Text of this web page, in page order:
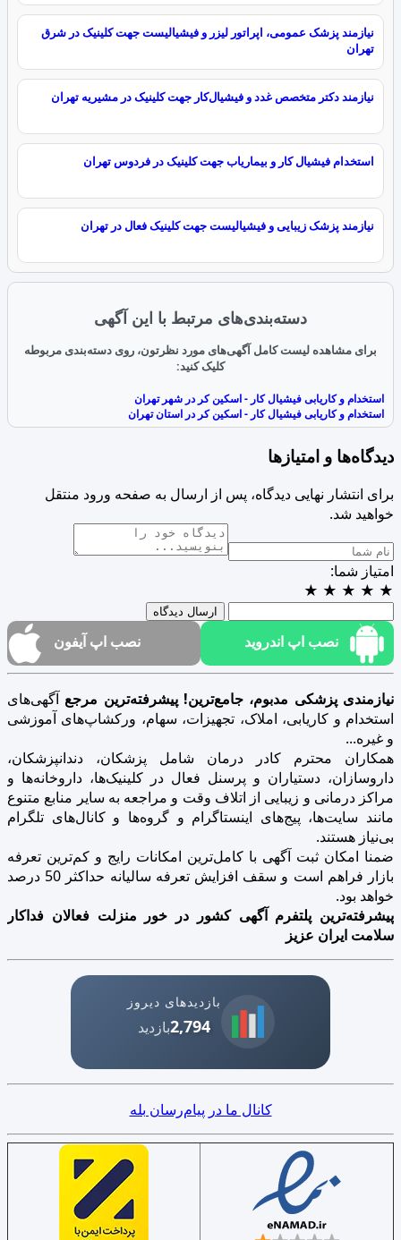
نیازمند پزشک عمومی، اپراتور لیزر و فیشیالیست جهت کلینیک در شرق
تهران
نیازمند دکتر متخصص غدد و فیشیال‌کار جهت کلینیک در مشیریه تهران
استخدام فیشیال کار و بیماریاب جهت کلینیک در فردوس تهران
نیازمند پزشک زیبایی و فیشیالیست جهت کلینیک فعال در تهران
دسته‌بندی‌های مرتبط با این آگهی
برای مشاهده لیست کامل آگهی‌های مورد نظرتون، روی دسته‌بندی مربوطه
کلیک کنید:
استخدام و کاریابی فیشیال کار - اسکین کر در شهر تهران
استخدام و کاریابی فیشیال کار - اسکین کر در استان تهران
دیدگاه‌ها و امتیازها
برای انتشار نهایی دیدگاه، پس از ارسال به صفحه ورود منتقل
خواهید شد.
امتیاز شما:
★
★
★
★
★
ارسال دیدگاه
نصب اپ اندروید نصب اپ آیفون
نیازمندی پزشکی مدبوم، جامع‌ترین! پیشرفته‌ترین مرجع آگهی‌های
استخدام و کاریابی، املاک، تجهیزات، سهام، ورکشاپ‌های آموزشی
و غیره...
همکاران محترم کادر درمان شامل پزشکان، دندانپزشکان،
داروسازان، دستیاران و پرسنل فعال در کلینیک‌ها، داروخانه‌ها و
مراکز درمانی و زیبایی از اتلاف وقت و مراجعه به سایر منابع متنوع
مانند سایت‌ها، پیج‌های اینستاگرام و گروه‌ها و کانال‌های تلگرام
بی‌نیاز هستند.
ضمنا امکان ثبت آگهی با کامل‌ترین امکانات رایج و کم‌ترین تعرفه
بازار فراهم است و سقف افزایش تعرفه سالیانه حداکثر 50 درصد
خواهد بود.
پیشرفته‌ترین پلتفرم آگهی کشور در خور منزلت فعالان فداکار
سلامت ایران عزیز
بازدیدهای دیروز
2,794بازدید
کانال ما در پیام‌رسان بله